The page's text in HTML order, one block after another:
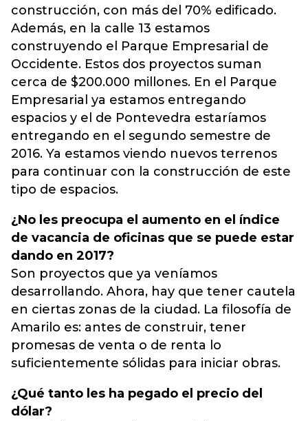
construcción, con más del 70% edificado.
Además, en la calle 13 estamos
construyendo el Parque Empresarial de
Occidente. Estos dos proyectos suman
cerca de $200.000 millones. En el Parque
Empresarial ya estamos entregando
espacios y el de Pontevedra estaríamos
entregando en el segundo semestre de
2016. Ya estamos viendo nuevos terrenos
para continuar con la construcción de este
tipo de espacios.
¿No les preocupa el aumento en el índice
de vacancia de oficinas que se puede estar
dando en 2017?
Son proyectos que ya veníamos
desarrollando. Ahora, hay que tener cautela
en ciertas zonas de la ciudad. La filosofía de
Amarilo es: antes de construir, tener
promesas de venta o de renta lo
suficientemente sólidas para iniciar obras.
¿Qué tanto les ha pegado el precio del
dólar?